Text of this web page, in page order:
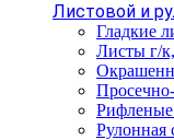
Листовой и
Гладкие
Листы г/
Рулонная